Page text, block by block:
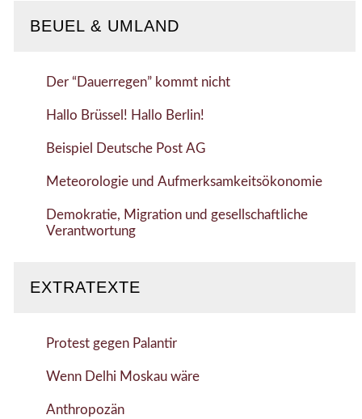
BEUEL & UMLAND
Der “Dauerregen” kommt nicht
Hallo Brüssel! Hallo Berlin!
Beispiel Deutsche Post AG
Meteorologie und Aufmerksamkeitsökonomie
Demokratie, Migration und gesellschaftliche
Verantwortung
EXTRATEXTE
Protest gegen Palantir
Wenn Delhi Moskau wäre
Anthropozän